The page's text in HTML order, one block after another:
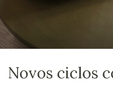
Novos ciclos